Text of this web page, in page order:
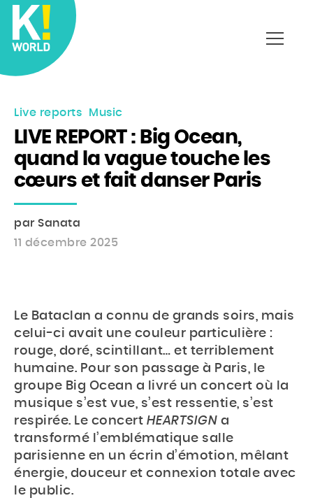
Live reports Music
LIVE REPORT : Big Ocean,
quand la vague touche les
cœurs et fait danser Paris
par Sanata
11 décembre 2025
Le Bataclan a connu de grands soirs, mais
celui-ci avait une couleur particulière :
rouge, doré, scintillant… et terriblement
humaine. Pour son passage à Paris, le
groupe Big Ocean a livré un concert où la
musique s’est vue, s’est ressentie, s’est
respirée. Le concert HEARTSIGN a
transformé l’emblématique salle
parisienne en un écrin d’émotion, mêlant
énergie, douceur et connexion totale avec
le public.